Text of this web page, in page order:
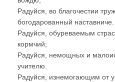
Радуйся, во благочестии
богодарованный наставниче.
Радуйся, обуреваемым
кормчий;
Радуйся, немощных и
учителю.
Радуйся, изнемогающим от